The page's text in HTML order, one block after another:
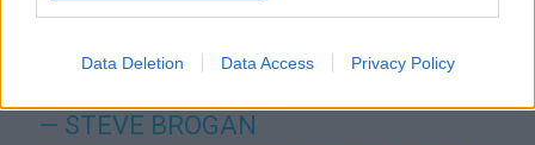
Data Deletion Data Access Privacy Policy